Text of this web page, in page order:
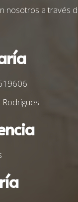
nosotros a través
Rodrigues